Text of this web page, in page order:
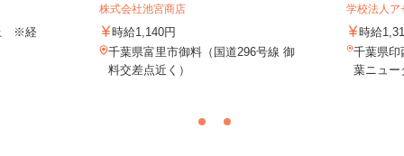
※経
株式会社池宮商店
時給1,140円
千葉県富里市御料（国道296号線 御
料交差点近く）
学校法人
時給
千葉県印
葉ニュー